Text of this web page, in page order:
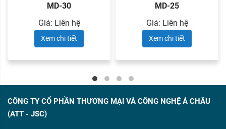
MD-30
Giá: Liên hệ
Xem chi tiết
MD-25
Giá: Liên hệ
Xem chi tiết
CÔNG TY CỔ PHẦN THƯƠNG MẠI VÀ CÔNG NGHỆ Á CHÂU
(ATT - JSC)